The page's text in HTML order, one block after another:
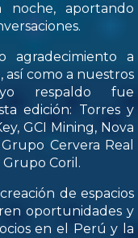
noche, aportando
agradecimiento a
así como a nuestros
respaldo fue
edición: Torres y
GCI Mining, Nova
Cervera Real
Grupo Coril.
de espacios
oportunidades y
en el Perú y la